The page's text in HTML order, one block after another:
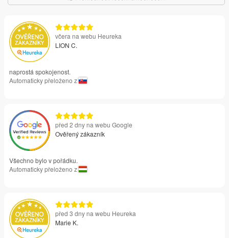
včera na webu Heureka
LION C.
naprostá spokojenost.
Automaticky přeloženo z
před 2 dny na webu Google
Ověřený zákazník
Všechno bylo v pořádku.
Automaticky přeloženo z
před 3 dny na webu Heureka
Marie K.